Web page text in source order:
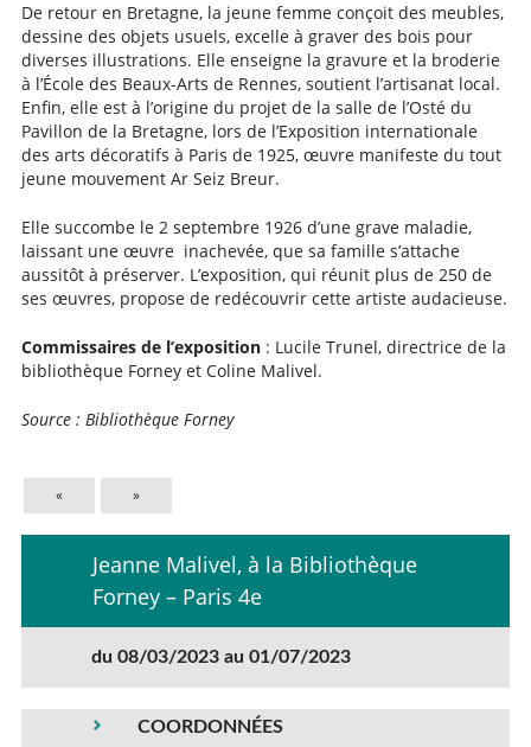
De retour en Bretagne, la jeune femme conçoit des meubles,
dessine des objets usuels, excelle à graver des bois pour
diverses illustrations. Elle enseigne la gravure et la broderie
à l’École des Beaux-Arts de Rennes, soutient l’artisanat local.
Enfin, elle est à l’origine du projet de la salle de l’Osté du
Pavillon de la Bretagne, lors de l’Exposition internationale
des arts décoratifs à Paris de 1925, œuvre manifeste du tout
jeune mouvement Ar Seiz Breur.
Elle succombe le 2 septembre 1926 d’une grave maladie,
laissant une œuvre inachevée, que sa famille s’attache
aussitôt à préserver. L’exposition, qui réunit plus de 250 de
ses œuvres, propose de redécouvrir cette artiste audacieuse.
Commissaires de l’exposition : Lucile Trunel, directrice de la
bibliothèque Forney et Coline Malivel.
Source : Bibliothèque Forney
« »
Jeanne Malivel, à la Bibliothèque
Forney – Paris 4e
du 08/03/2023 au 01/07/2023
COORDONNÉES